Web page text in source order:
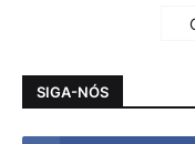
SIGA-NÓS